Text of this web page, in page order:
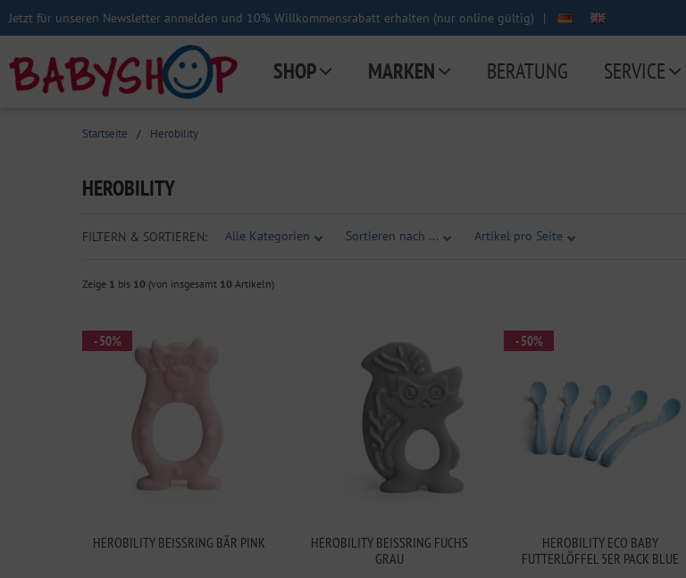
Jetzt für unseren Newsletter anmelden und 10% Willkommensrabatt erhalten (nur online gültig) |
SHOP MARKEN BERATUNG SERVICE
Startseite / Herobility
HEROBILITY
FILTERN & SORTIEREN: Alle Kategorien Sortieren nach ... Artikel pro Seite
Zeige 1 bis 10 (von insgesamt 10 Artikeln)
HEROBILITY BEISSRING BÄR PINK
- 50%
HEROBILITY BEISSRING FUCHS G
RAU
HEROBILITY ECO BABY
FUTTERLÖFFEL 5ER PACK BLUE
- 50%